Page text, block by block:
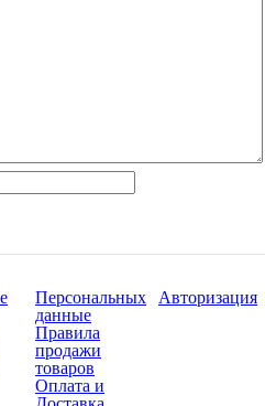
Персональных
данные
Правила
продажи
товаров
Оплата и
Авторизация